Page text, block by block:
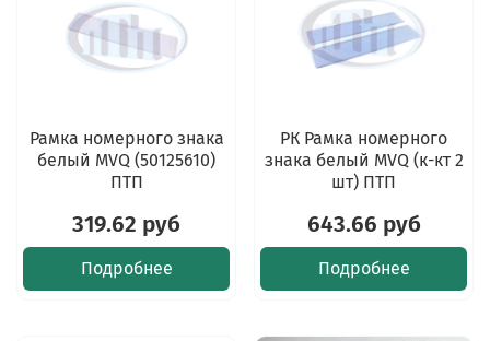
Рамка номерного знака
белый MVQ (50125610)
ПТП
319.62 руб
Подробнее
РК Рамка номерного
знака белый MVQ (к-кт 2
шт) ПТП
643.66 руб
Подробнее